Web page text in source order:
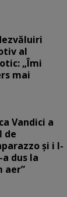
al
„Îmi
mai
Vandici a
de
și i l-
dus la
aer”